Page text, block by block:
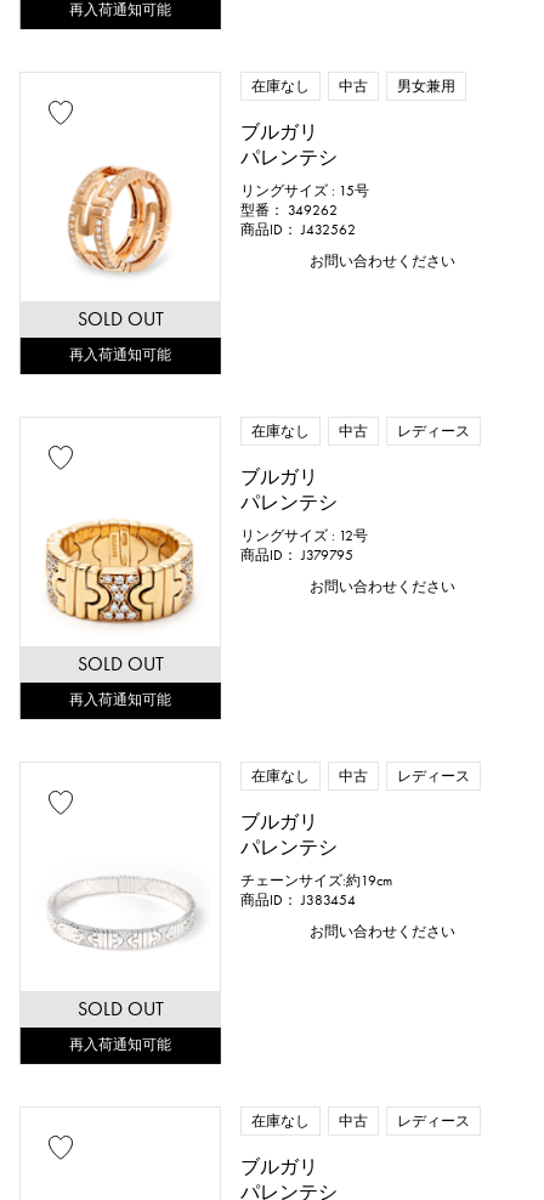
再入荷通知可能
SOLD OUT
再入荷通知可能
在庫なし 中古 男女兼用
ブルガリ
パレンテシ
リングサイズ : 15号
型番： 349262
商品ID： J432562
お問い合わせください
SOLD OUT
再入荷通知可能
在庫なし 中古 レディース
ブルガリ
パレンテシ
リングサイズ : 12号
商品ID： J379795
お問い合わせください
SOLD OUT
再入荷通知可能
在庫なし 中古 レディース
ブルガリ
パレンテシ
チェーンサイズ:約19cm
商品ID： J383454
お問い合わせください
在庫なし 中古 レディース
ブルガリ
パレンテシ